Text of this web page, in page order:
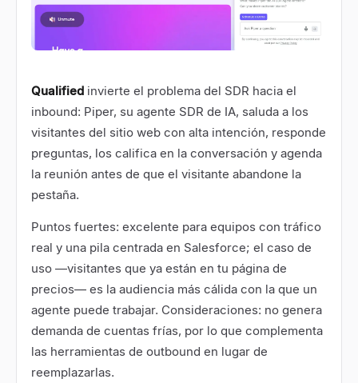
Qualified invierte el problema del SDR hacia el
inbound: Piper, su agente SDR de IA, saluda a los
visitantes del sitio web con alta intención, responde
preguntas, los califica en la conversación y agenda
la reunión antes de que el visitante abandone la
pestaña.
Puntos fuertes: excelente para equipos con tráfico
real y una pila centrada en Salesforce; el caso de
uso —visitantes que ya están en tu página de
precios— es la audiencia más cálida con la que un
agente puede trabajar. Consideraciones: no genera
demanda de cuentas frías, por lo que complementa
las herramientas de outbound en lugar de
reemplazarlas.